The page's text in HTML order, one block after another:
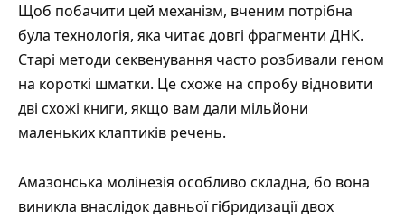
Щоб побачити цей механізм, вченим потрібна
була технологія, яка читає довгі фрагменти ДНК.
Старі методи секвенування часто розбивали геном
на короткі шматки. Це схоже на спробу відновити
дві схожі книги, якщо вам дали мільйони
маленьких клаптиків речень.
Амазонська молінезія особливо складна, бо вона
виникла внаслідок давньої гібридизації двох